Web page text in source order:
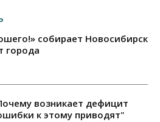
собирает Новосибирск
города
возникает дефицит
к этому приводят"